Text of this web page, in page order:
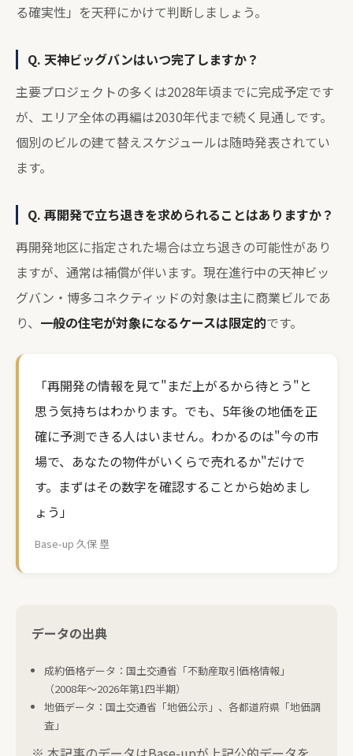
る確実性」を天秤にかけて判断しましょう。
Q. 天神ビッグバンはいつ完了しますか？
主要プロジェクトの多くは2028年頃までに完成予定です
が、エリア全体の再編は2030年代まで続く見通しです。
個別のビルの建て替えスケジュールは随時発表されてい
ます。
Q. 再開発で立ち退きを求められることはありますか？
再開発地区に指定された場合は立ち退きの可能性があり
ますが、通常は補償が伴います。現在進行中の天神ビッ
グバン・博多コネクティッドの対象は主に商業ビルであ
り、 一般の住宅が対象になるケースは限定的です。
「再開発の情報を見て"まだ上がるから待とう"と
思う気持ちはわかります。でも、5年後の地価を正
確に予測できる人はいません。わかるのは"今の市
場で、あなたの物件がいくらで売れるか"だけで
す。まずはその数字を確認することから始めまし
ょう」
Base-up 久保 塁
データの出典
成約価格データ：国土交通省「不動産取引価格情報」
（2008年〜2026年第1四半期）
地価データ：国土交通省「地価公示」、各都道府県「地価調
査」